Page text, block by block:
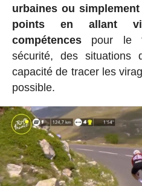
urbaines ou
points en allant
compétences pour le
sécurité, des
capacité de tracer les
possible.